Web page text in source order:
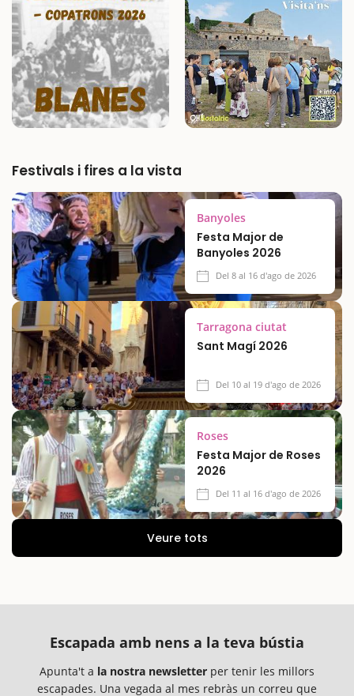
bellesa d’un jardí neoclàssic…
Festivals i fires a la vista
Banyoles
Festa Major de
Banyoles 2026
Del 8 al 16 d'ago de 2026
Tarragona ciutat
Sant Magí 2026
Del 10 al 19 d'ago de 2026
Roses
Festa Major de Roses
2026
Del 11 al 16 d'ago de 2026
Veure tots
Escapada amb nens a la teva bústia
Apunta't a la nostra newsletter per tenir les millors
escapades. Una vegada al mes rebràs un correu que